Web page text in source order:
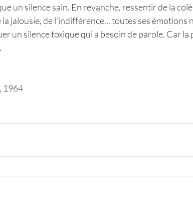
un silence sain. En revanche, ressentir de la
jalousie, de l'indifférence... toutes ses émotions
un silence toxique qui a besoin de parole. Car la
1964